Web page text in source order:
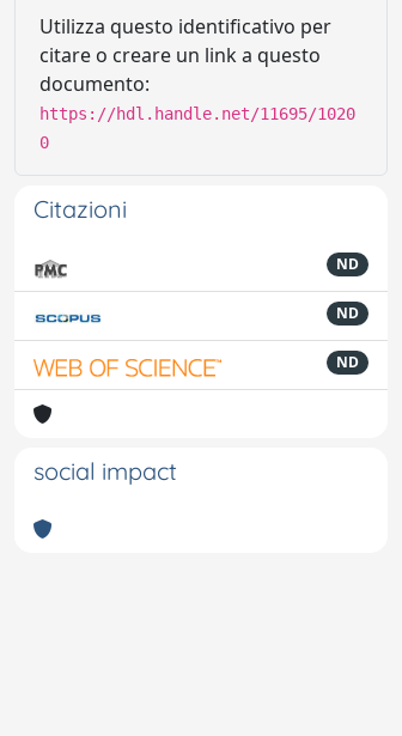
Utilizza questo identificativo per
citare o creare un link a questo
documento:
https://hdl.handle.net/11695/1020
0
Citazioni
ND
ND
ND
social impact